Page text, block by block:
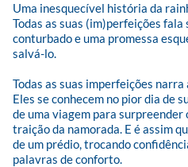
Uma inesquecível história da
Todas as suas (im)perfeições
conturbado e uma promessa
salvá-lo.
Todas as suas imperfeições
Eles se conhecem no pior dia de
de uma viagem para surpreender
traição da namorada. E é assim
de um prédio, trocando
palavras de conforto.